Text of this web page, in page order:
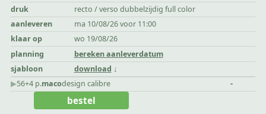
druk
recto / verso dubbelzijdig full color
aanleveren
ma 10/08/26 voor 11:00
klaar op
wo 19/08/26
planning
bereken aanleverdatum
sjabloon
download
▶︎56+4 p.macodesign calibre -
bestel